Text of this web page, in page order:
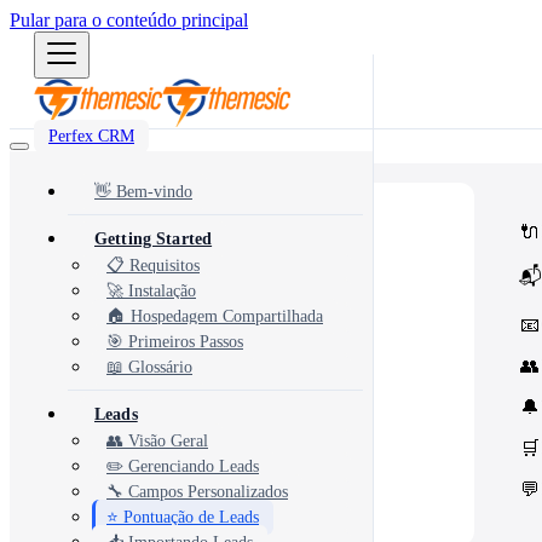
Pular para o conteúdo principal
Perfex CRM
Most popular modules and add-ons
🔗 Integrations
Third-party services & APIs
⚙️Automation & Tools
Workflow automation & dev tools
🎨Themes & Security
UI customization & protection
🔌
📬
📧
👥
🔔
🛒
💬
👋 Bem-vindo
Getting Started
📋 Requisitos
🚀 Instalação
🏠 Hospedagem Compartilhada
🎯 Primeiros Passos
📖 Glossário
Leads
👥 Visão Geral
✏️ Gerenciando Leads
🔧 Campos Personalizados
⭐ Pontuação de Leads